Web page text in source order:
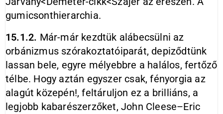
gumicsonthierarchia.
15.1.2. Már-már kezdtük alábecsülni az
orbánizmus szórakoztatóiparát, depiződtünk
lassan bele, egyre mélyebbre a halálos, fertőző
télbe. Hogy aztán egyszer csak, fényorgia az
alagút közepén!, feltáruljon ez a brilliáns, a
legjobb kabarészerzőket, John Cleese–Eric